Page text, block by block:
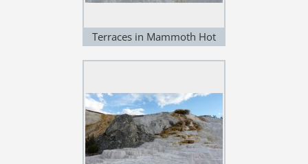
Terraces in Mammoth Hot